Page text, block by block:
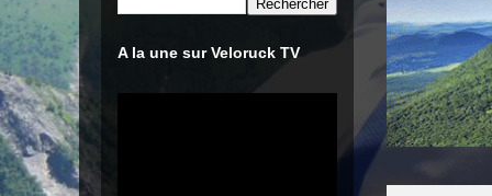
A la une sur Veloruck TV